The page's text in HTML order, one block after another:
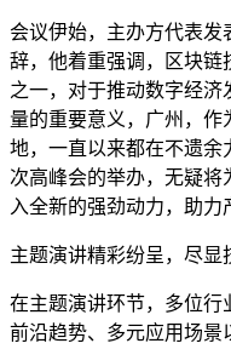
会议伊始，主办方代表
辞，他着重强调，区块链
之一，对于推动数字经
量的重要意义，广州，作
地，一直以来都在不遗余
次高峰会的举办，无疑将
入全新的强劲动力，助力
主题演讲精彩纷呈，尽显
在主题演讲环节，多位行
前沿趋势、多元应用场景